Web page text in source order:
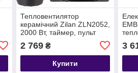
Тепловентилятор
керамічний Zilan ZLN2052,
2000 Вт, таймер, пульт
2 769₴
Купити
3